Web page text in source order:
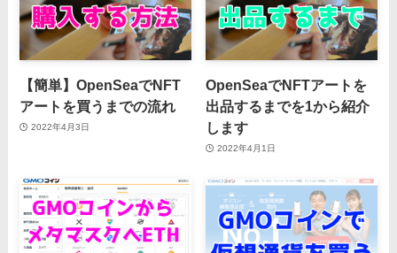
【簡単】OpenSeaでNFT
アートを買うまでの流れ
2022年4月3日
OpenSeaでNFTアートを
出品するまでを1から紹介
します
2022年4月1日